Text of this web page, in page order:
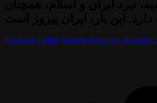
Facebook TwitterYoutube Instagram Telegram